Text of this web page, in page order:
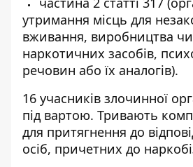
утримання місць для
вживання, виробництва
наркотичних засобів,
речовин або їх аналогів).
16 учасників злочинної
під вартою. Тривають
для притягнення до
осіб, причетних до